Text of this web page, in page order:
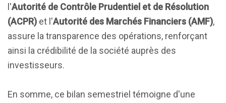
l'Autorité de Contrôle Prudentiel et de Résolution
(ACPR) et l'Autorité des Marchés Financiers (AMF),
assure la transparence des opérations, renforçant
ainsi la crédibilité de la société auprès des
investisseurs.
En somme, ce bilan semestriel témoigne d'une